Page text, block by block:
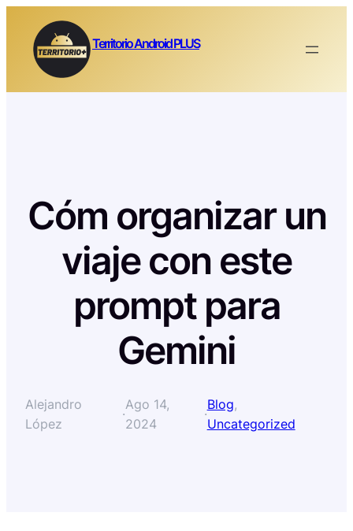
contenido
Territorio Android PLUS
Cóm organizar un
viaje con este
prompt para
Gemini
Alejandro
López
·
Ago 14,
2024
·
Blog
Uncategorized